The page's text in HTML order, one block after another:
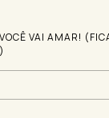
VAI AMAR!